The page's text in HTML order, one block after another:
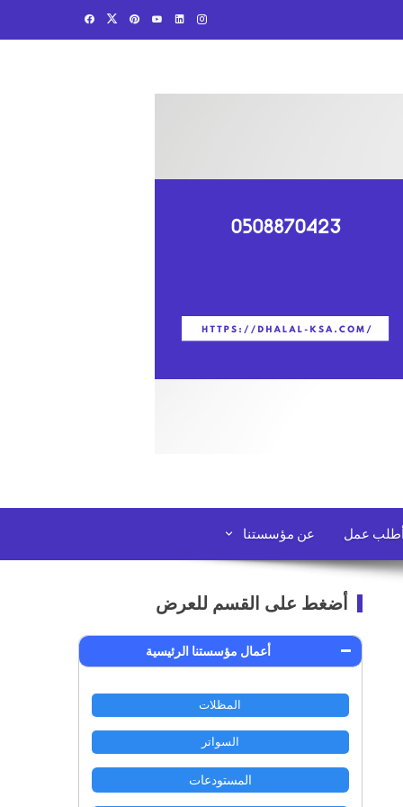
أطلب عمل عن مؤسستنا
أضغط على القسم للعرض
أعمال مؤسستنا الرئيسية
المظلات
السواتر
المستودعات